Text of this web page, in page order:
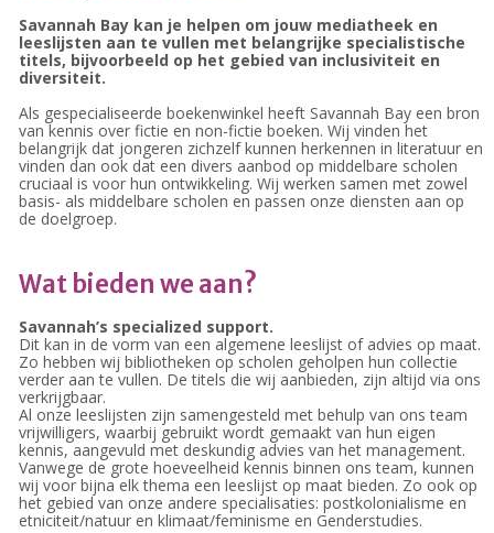
Advies en Expertise
Verhuur
Ons verhaal
Het Team
Smoelenboek
Contact
Contact
Webshop
Savannah Bay kan je helpen om jouw mediatheek en
leeslijsten aan te vullen met belangrijke specialistische
titels, bijvoorbeeld op het gebied van inclusiviteit en
diversiteit.
Als gespecialiseerde boekenwinkel heeft Savannah Bay een bron
van kennis over fictie en non-fictie boeken. Wij vinden het
belangrijk dat jongeren zichzelf kunnen herkennen in literatuur en
vinden dan ook dat een divers aanbod op middelbare scholen
cruciaal is voor hun ontwikkeling. Wij werken samen met zowel
basis- als middelbare scholen en passen onze diensten aan op
de doelgroep.
Wat bieden we aan?
Savannah’s specialized support.
Dit kan in de vorm van een algemene leeslijst of advies op maat.
Zo hebben wij bibliotheken op scholen geholpen hun collectie
verder aan te vullen. De titels die wij aanbieden, zijn altijd via ons
verkrijgbaar.
Al onze leeslijsten zijn samengesteld met behulp van ons team
vrijwilligers, waarbij gebruikt wordt gemaakt van hun eigen
kennis, aangevuld met deskundig advies van het management.
Vanwege de grote hoeveelheid kennis binnen ons team, kunnen
wij voor bijna elk thema een leeslijst op maat bieden. Zo ook op
het gebied van onze andere specialisaties: postkolonialisme en
etniciteit/natuur en klimaat/feminisme en Genderstudies.